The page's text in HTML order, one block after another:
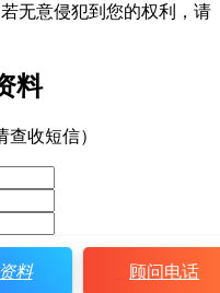
无意侵犯到您的权利，请
料 顾问电话
料
收短信）